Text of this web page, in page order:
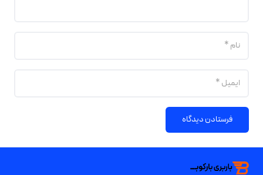
فرستادن دیدگاه